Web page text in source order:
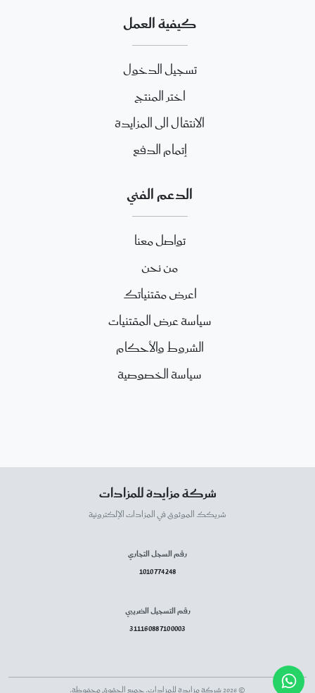
كيفية العمل
تسجيل الدخول
اختر المنتج
الانتقال الى المزايدة
إتمام الدفع
الدعم الفني
تواصل معنا
من نحن
اعرض مقتنياتك
سياسة عرض المقتنيات
الشروط والأحكام
سياسة الخصوصية
شركة مزايدة للمزادات
شريكك الموثوق في المزادات الإلكترونية
رقم السجل التجاري
1010774248
رقم التسجيل الضريبي
311160887100003
© 2026 شركة مزايدة للمزادات. جميع الحقوق محفوظة.